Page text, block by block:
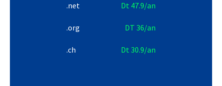
.net Dt 47.9/an
.org DT 36/an
.ch Dt 30.9/an